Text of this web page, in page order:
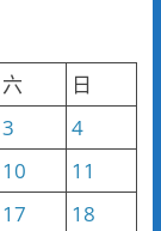
六
日
3
4
10
11
17
18